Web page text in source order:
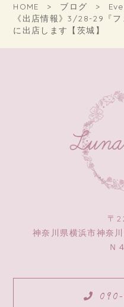
HOME ブログ
《出店情報》3/28-29『
に出店します【茨城】
〒
神奈川県横浜市神奈
Ｎ